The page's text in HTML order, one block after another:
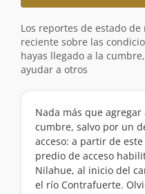
Los reportes de estado
reciente sobre las
hayas llegado a la
ayudar a otros
Nada más que
cumbre, salvo por un
acceso: a partir de
predio de acceso
Nilahue, al inicio del
el río Contrafuerte.